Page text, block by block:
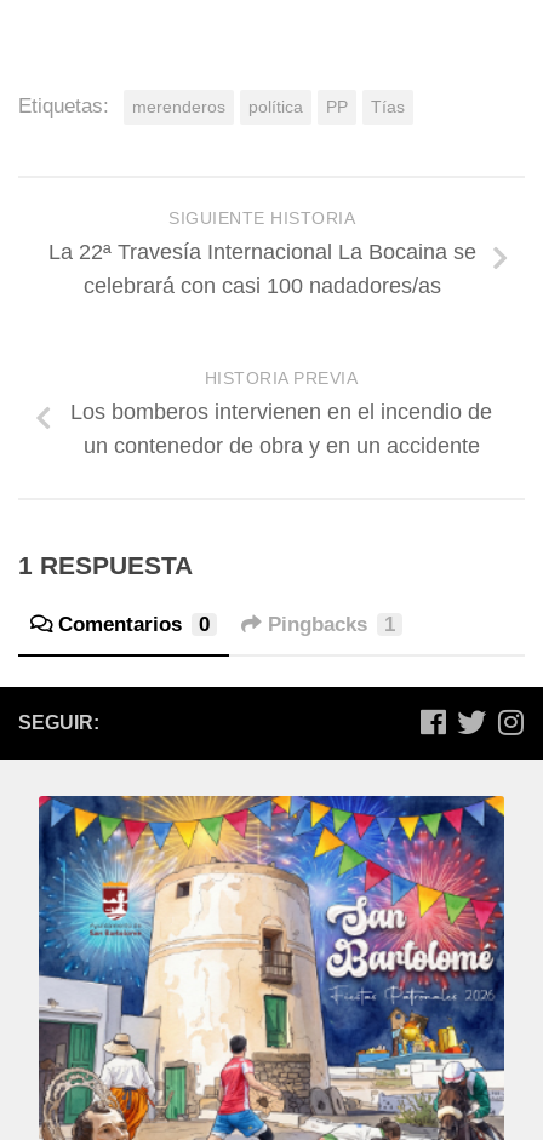
Etiquetas: merenderos política PP Tías
SIGUIENTE HISTORIA
La 22ª Travesía Internacional La Bocaina se
celebrará con casi 100 nadadores/as
HISTORIA PREVIA
Los bomberos intervienen en el incendio de
un contenedor de obra y en un accidente
1 RESPUESTA
Comentarios 0 Pingbacks 1
SEGUIR: